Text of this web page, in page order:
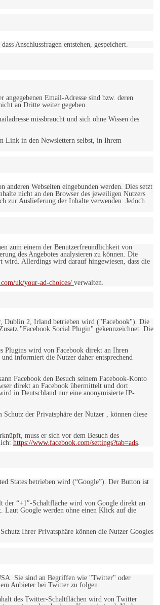
Anschlussfragen entstehen, gespeichert.
Email-Adresse sind bzw. deren
an Dritte weiter gegeben.
missbraucht und sich ohne Wissen des
Link in den Newslettern selbst, in Ihrem
Webseiten eingebunden werden. Dies setzt
nicht an den Browser des jeweiligen Nutzers
zur Auslieferung der Inhalte verwenden. Jedoch
zum einem der Benutzerfreundlichkeit von
des Angebotes analysieren zu können. Die
wird. Allerdings wird darauf hingewiesen, dass die
uk/your-ad-choices/ verwalten.
Dublin 2, Irland betrieben wird ("Facebook"). Die
"Facebook Social Plugin" gekennzeichnet. Die
Plugins wird von Facebook direkt an Ihren
informiert die Nutzer daher entsprechend
Facebook den Besuch seinem Facebook-Konto
direkt an Facebook übermittelt und dort
in Deutschland nur eine anonymisierte IP-
der Privatsphäre der Nutzer , können diese
muss er sich vor dem Besuch des
https://www.facebook.com/settings?tab=ads.
States betrieben wird (“Google”). Der Button ist
der “+1″-Schaltfläche wird von Google direkt an
Laut Google werden ohne einen Klick auf die
Ihrer Privatsphäre können die Nutzer Googles
Sie sind an Begriffen wie "Twitter" oder
Anbieter bei Twitter zu folgen.
des Twitter-Schaltflächen wird von Twitter